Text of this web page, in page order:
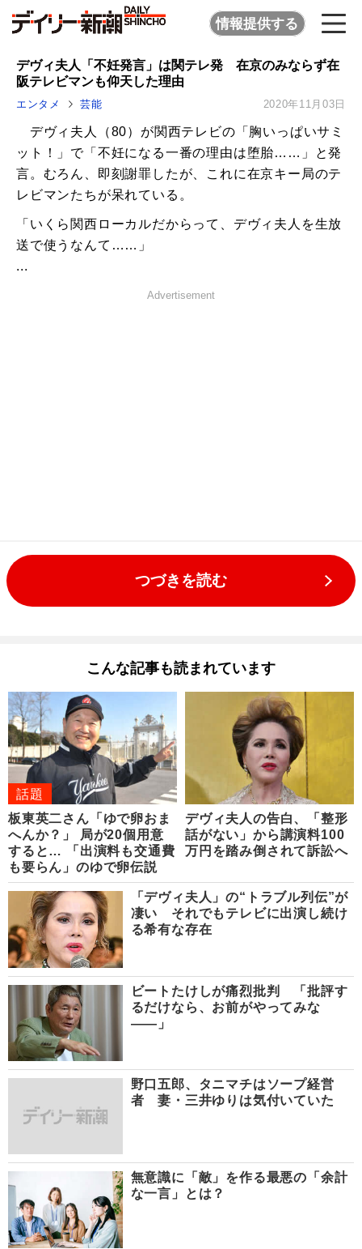
情報提供する
デヴィ夫人「不妊発言」は関テレ発 在京のみならず在
阪テレビマンも仰天した理由
エンタメ 芸能 2020年11月03日
デヴィ夫人（80）が関西テレビの「胸いっぱいサミ
ット！」で「不妊になる一番の理由は堕胎……」と発
言。むろん、即刻謝罪したが、これに在京キー局のテ
レビマンたちが呆れている。
「いくら関西ローカルだからって、デヴィ夫人を生放
送で使うなんて……」
...
Advertisement
つづきを読む
こんな記事も読まれています
話題
板東英二さん「ゆで卵おま
へんか？」 局が20個用意
すると… 「出演料も交通費
も要らん」のゆで卵伝説
デヴィ夫人の告白、「整形
話がない」から講演料100
万円を踏み倒されて訴訟へ
「デヴィ夫人」の“トラブル列伝”が
凄い それでもテレビに出演し続け
る希有な存在
ビートたけしが痛烈批判 「批評す
るだけなら、お前がやってみな
――」
野口五郎、タニマチはソープ経営
者 妻・三井ゆりは気付いていた
無意識に「敵」を作る最悪の「余計
な一言」とは？